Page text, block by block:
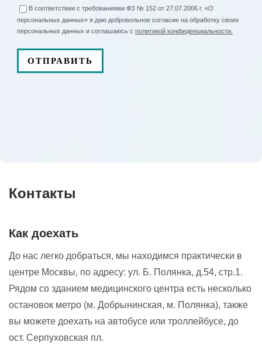
2025 г. (октябрь) FOOTBALL SCIENCE
INSTITUTE Курс: «MASTER INJURY
В соответствии с требованиями ФЗ № 152 от 27.07.2006 г. «О
персональных данных» я даю добровольное согласие на обработку своих
персональных данных и соглашаюсь с политикой конфиденциальности.
Контакты
Как доехать
До нас легко добраться, мы находимся практически в
центре Москвы, по адресу: ул. Б. Полянка, д.54, стр.1.
Рядом со зданием медицинского центра есть несколько
остановок метро (м. Добрынинская, м. Полянка), также
вы можете доехать на автобусе или троллейбусе, до
ост. Серпуховская пл.